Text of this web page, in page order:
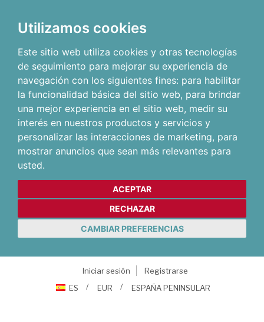
Utilizamos cookies
Este sitio web utiliza cookies y otras tecnologías
de seguimiento para mejorar su experiencia de
navegación con los siguientes fines: para habilitar
la funcionalidad básica del sitio web, para brindar
una mejor experiencia en el sitio web, medir su
interés en nuestros productos y servicios y
personalizar las interacciones de marketing, para
mostrar anuncios que sean más relevantes para
usted.
ACEPTAR
RECHAZAR
CAMBIAR PREFERENCIAS
Iniciar sesión
Registrarse
ES
EUR ESPAÑA PENINSULAR